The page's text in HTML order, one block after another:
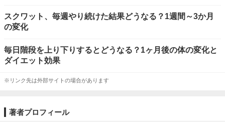
スクワット、毎週やり続けた結果どうなる？1週間～3か月
の変化
毎日階段を上り下りするとどうなる？1ヶ月後の体の変化と
ダイエット効果
※リンク先は外部サイトの場合があります
著者プロフィール